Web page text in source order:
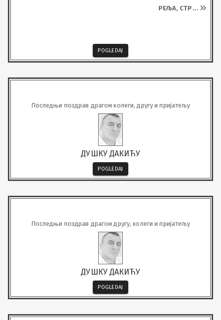
РЕЉА, СТР ...
POGLEDAJ
Последњи поздрав драгом колеги, другу и пријатељу
ДУШКУ ДАКИЋУ
POGLEDAJ
Последњи поздрав драгом другу, колеги и пријатељу
ДУШКУ ДАКИЋУ
POGLEDAJ